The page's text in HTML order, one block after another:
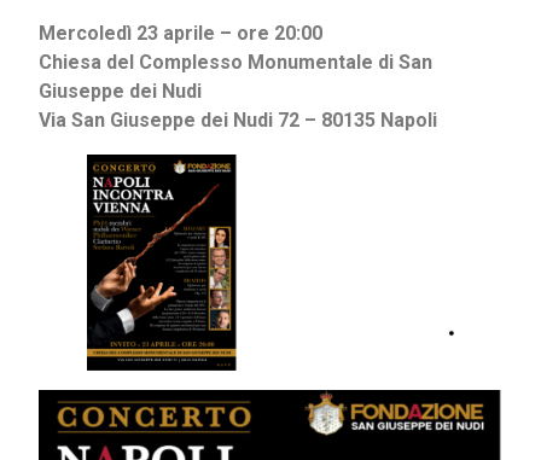
Mercoledì 23 aprile – ore 20:00
Chiesa del Complesso Monumentale di San
Giuseppe dei Nudi
Via San Giuseppe dei Nudi 72 – 80135 Napoli